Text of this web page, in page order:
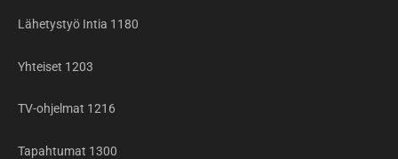
Lähetystyö Intia 1180
Yhteiset 1203
TV-ohjelmat 1216
Tapahtumat 1300